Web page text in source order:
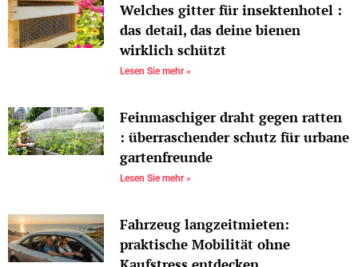
Welches gitter für insektenhotel :
das detail, das deine bienen
wirklich schützt
Lesen Sie mehr »
Feinmaschiger draht gegen ratten
: überraschender schutz für urbane
gartenfreunde
Lesen Sie mehr »
Fahrzeug langzeitmieten:
praktische Mobilität ohne